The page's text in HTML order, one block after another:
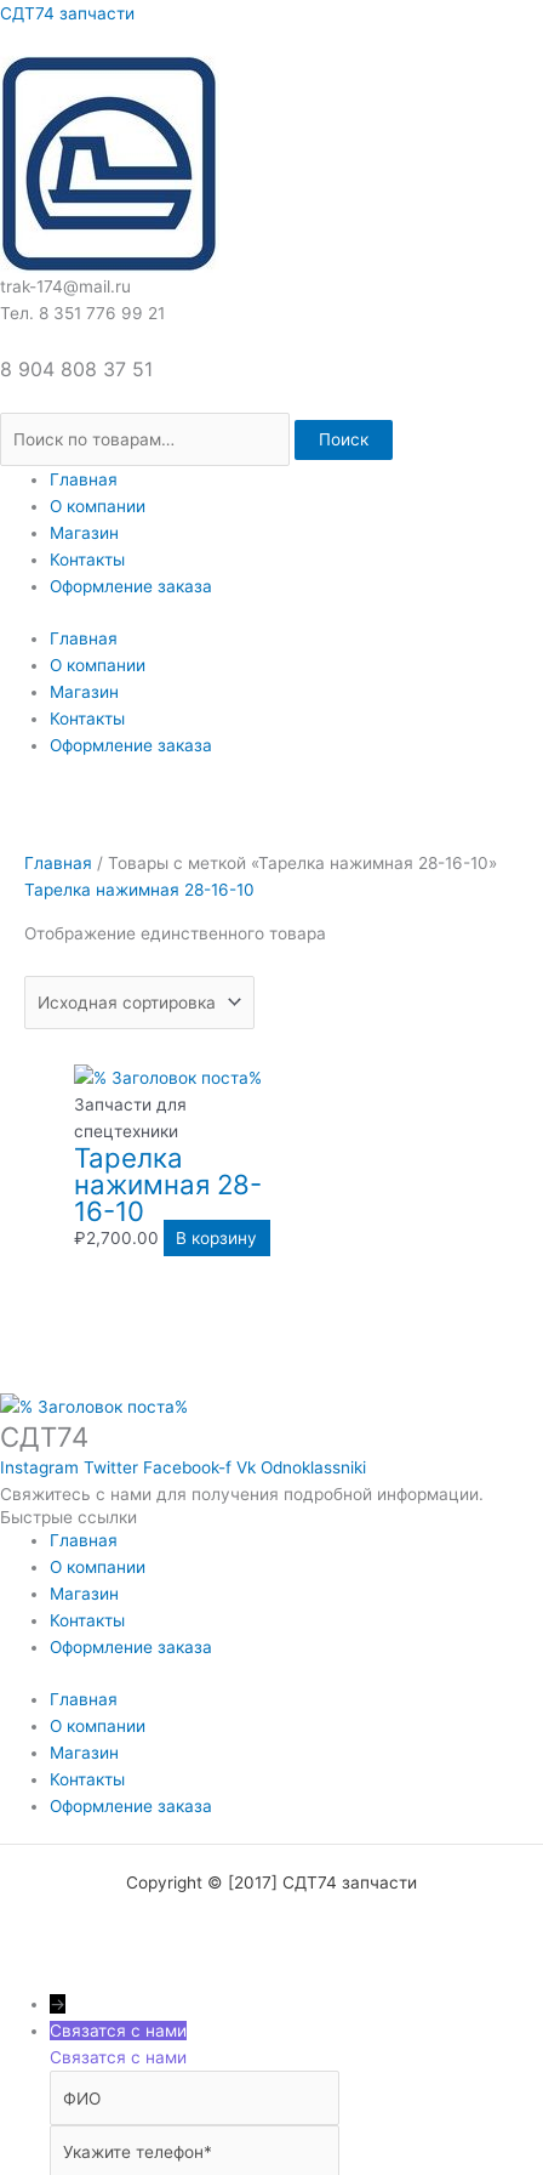
Перейти
содержимому
СДТ74 запчасти
trak-174@mail.ru
Тел. 8 351 776 99 21
8 904 808 37 51
Искать:
Поиск
Главная
О компании
Магазин
Контакты
Оформление заказа
Главная
О компании
Магазин
Контакты
Оформление заказа
Главная / Товары с меткой «Тарелка нажимная 28-16-10»
Тарелка нажимная 28-16-10
Отображение единственного товара
Запчасти для
спецтехники
Тарелка
нажимная 28-
16-10
₽2,700.00 В корзину
СДТ74
Instagram Twitter Facebook-f Vk Odnoklassniki
Свяжитесь с нами для получения подробной информации.
Быстрые ссылки
Главная
О компании
Магазин
Контакты
Оформление заказа
Главная
О компании
Магазин
Контакты
Оформление заказа
Copyright © [2017] СДТ74 запчасти
→
Связатся с нами
Связатся с нами